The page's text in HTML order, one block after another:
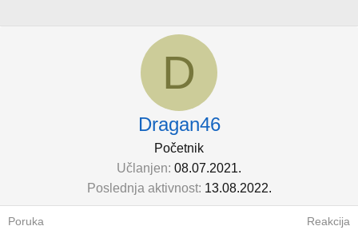
D
Dragan46
Početnik
Učlanjen 08.07.2021.
Poslednja aktivnost 13.08.2022.
Poruka Reakcija